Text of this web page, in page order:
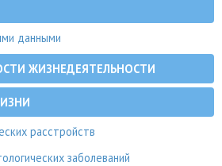
данными
ЖИЗНЕДЕЯТЕЛЬНОСТИ
расстройств
заболеваний